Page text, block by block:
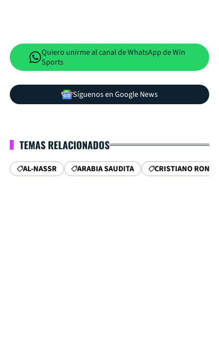
Quiero unirme al canal de WhatsApp de Win
Sports
Síguenos en Google News
TEMAS RELACIONADOS
AL-NASSR ARABIA SAUDITA CRISTIANO